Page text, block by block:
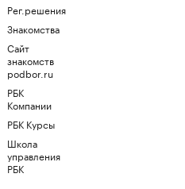
Рег.решения
Знакомства
Сайт
знакомств
podbor.ru
РБК
Компании
РБК Курсы
Школа
управления
РБК